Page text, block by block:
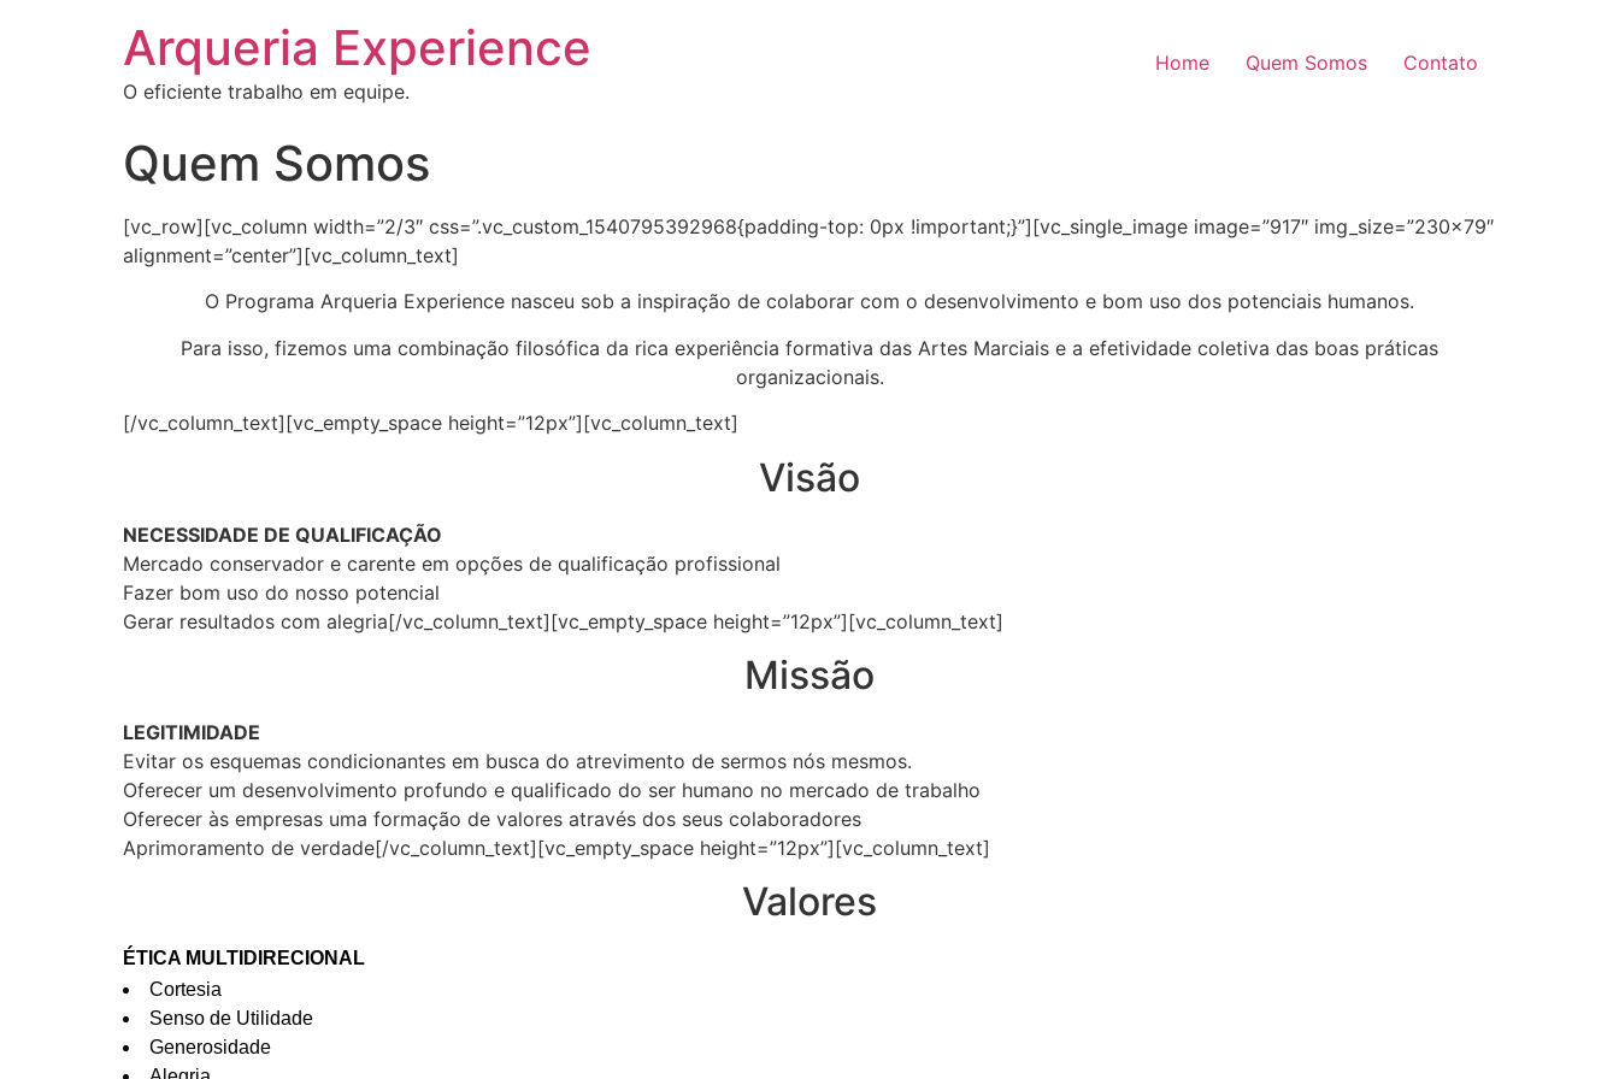
Arqueria Experience
O eficiente trabalho em equipe.
Home Quem Somos Contato
Quem Somos
[vc_row][vc_column width=”2/3″ css=”.vc_custom_1540795392968{padding-top: 0px !important;}”][vc_single_image image=”917″ img_size=”230×79″
alignment=”center”][vc_column_text]
O Programa Arqueria Experience nasceu sob a inspiração de colaborar com o desenvolvimento e bom uso dos potenciais humanos.
Para isso, fizemos uma combinação filosófica da rica experiência formativa das Artes Marciais e a efetividade coletiva das boas práticas
organizacionais.
[/vc_column_text][vc_empty_space height=”12px”][vc_column_text]
Visão
NECESSIDADE DE QUALIFICAÇÃO
Mercado conservador e carente em opções de qualificação profissional
Fazer bom uso do nosso potencial
Gerar resultados com alegria[/vc_column_text][vc_empty_space height=”12px”][vc_column_text]
Missão
LEGITIMIDADE
Evitar os esquemas condicionantes em busca do atrevimento de sermos nós mesmos.
Oferecer um desenvolvimento profundo e qualificado do ser humano no mercado de trabalho
Oferecer às empresas uma formação de valores através dos seus colaboradores
Aprimoramento de verdade[/vc_column_text][vc_empty_space height=”12px”][vc_column_text]
Valores
ÉTICA MULTIDIRECIONAL
Cortesia
Senso de Utilidade
Generosidade